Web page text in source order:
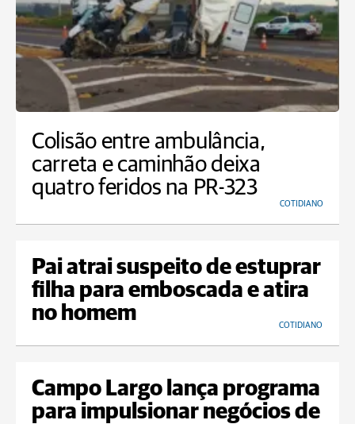
Colisão entre ambulância,
carreta e caminhão deixa
quatro feridos na PR-323
COTIDIANO
Pai atrai suspeito de estuprar
filha para emboscada e atira
no homem
COTIDIANO
Campo Largo lança programa
para impulsionar negócios de